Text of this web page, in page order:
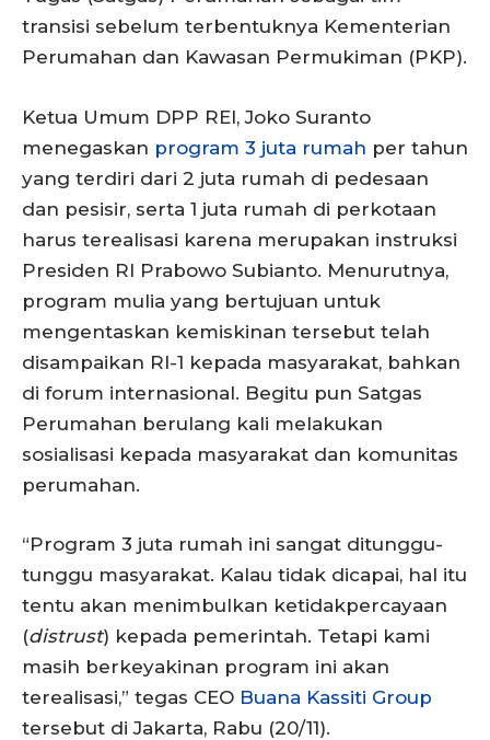
transisi sebelum terbentuknya Kementerian
Perumahan dan Kawasan Permukiman (PKP).
Ketua Umum DPP REI, Joko Suranto
menegaskan program 3 juta rumah per tahun
yang terdiri dari 2 juta rumah di pedesaan
dan pesisir, serta 1 juta rumah di perkotaan
harus terealisasi karena merupakan instruksi
Presiden RI Prabowo Subianto. Menurutnya,
program mulia yang bertujuan untuk
mengentaskan kemiskinan tersebut telah
disampaikan RI-1 kepada masyarakat, bahkan
di forum internasional. Begitu pun Satgas
Perumahan berulang kali melakukan
sosialisasi kepada masyarakat dan komunitas
perumahan.
“Program 3 juta rumah ini sangat ditunggu-
tunggu masyarakat. Kalau tidak dicapai, hal itu
tentu akan menimbulkan ketidakpercayaan
(distrust) kepada pemerintah. Tetapi kami
masih berkeyakinan program ini akan
terealisasi,” tegas CEO Buana Kassiti Group
tersebut di Jakarta, Rabu (20/11).